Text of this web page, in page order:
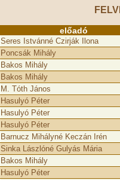
előadó
Seres Istvánné Czirják Ilona
Poncsák Mihály
Bakos Mihály
Bakos Mihály
M. Tóth János
Hasulyó Péter
Hasulyó Péter
Hasulyó Péter
Barnucz Mihályné Keczán Irén
Sinka Lászlóné Gulyás Mária
Bakos Mihály
Hasulyó Péter